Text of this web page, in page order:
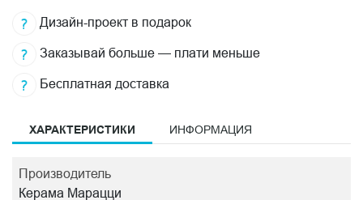
Дизайн-проект в подарок
Заказывай больше — плати меньше
Бесплатная доставка
ХАРАКТЕРИСТИКИ ИНФОРМАЦИЯ
Производитель
Керама Марацци